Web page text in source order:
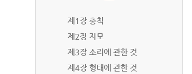
제1장 총칙
제2장 자모
제3장 소리에 관한 것
제4장 형태에 관한 것